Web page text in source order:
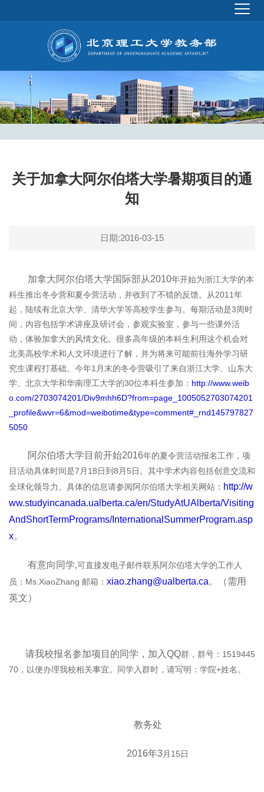
关于加拿大阿尔伯塔大学暑期项目的通
知
日期:2016-03-15
加拿大阿尔伯塔大学国际部从2010年开始为浙江大学的本
科生推出冬令营和夏令营活动，并收到了不错的反馈。从2011年
起，陆续有北京大学、清华大学等高校学生参与。每期活动是3周时
间，内容包括学术讲座及研讨会，参观实验室，参与一些课外活
动，体验加拿大的风情文化。很多高年级的本科生利用这个机会对
北美高校学术和人文环境进行了解，并为将来可能前往海外学习研
究生课程打基础。今年1月末的冬令营吸引了来自浙江大学、山东大
学、北京大学和华南理工大学的30位本科生参加： http://www.weib
o.com/2703074201/Div9mhh6D?from=page_1005052703074201
_profile&wvr=6&mod=weibotime&type=comment#_rnd145797827
5050
阿尔伯塔大学目前开始2016年的夏令营活动报名工作，项
目活动具体时间是7月18日到8月5日。其中学术内容包括创意交流和
全球化领导力。具体的信息请参阅阿尔伯塔大学相关网站： http://w
ww.studyincanada.ualberta.ca/en/StudyAtUAlberta/Visiting
AndShortTermPrograms/InternationalSummerProgram.asp
x。
有意向同学,可直接发电子邮件联系阿尔伯塔大学的工作人
员：Ms.XiaoZhang 邮箱： xiao.zhang@ualberta.ca。（需用
英文）
请我校报名参加项目的同学，加入QQ群，群号：1519445
70，以便办理我校相关事宜。同学入群时，请写明：学院+姓名。
教务处
2016年3月15日